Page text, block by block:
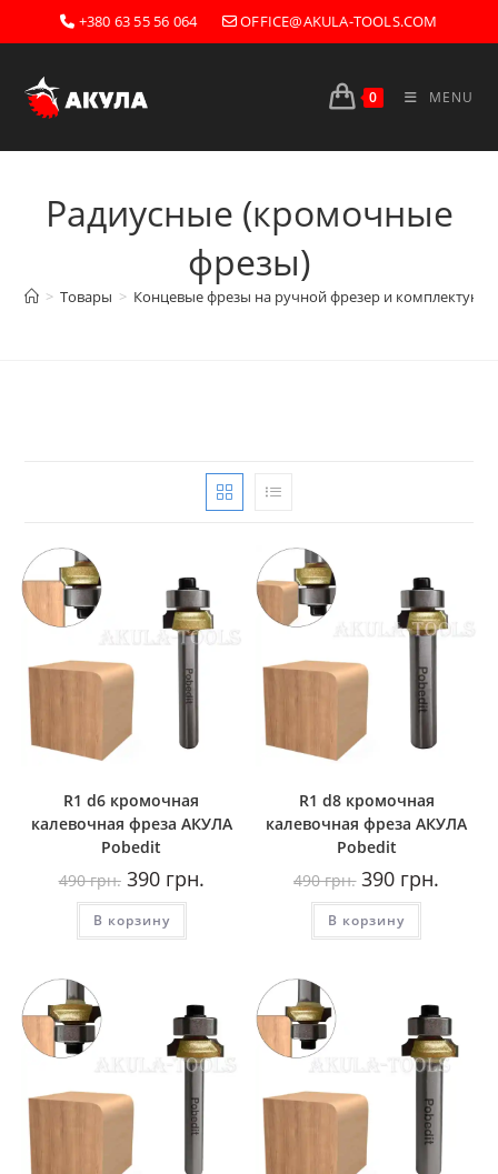
to
+380 63 55 56 064 OFFICE@AKULA-TOOLS.COM
0 MENU
Радиусные (кромочные
фрезы)
> Товары > Концевые фрезы на ручной фрезер и
R1 d6 кромочная
калевочная фреза AКУЛА
Pobedit
490грн. Первоначальная
цена
составляла
490
грн..
390грн.цена:
В корзину
R1 d8 кромочная
калевочная фреза AКУЛА
Pobedit
490грн. Первоначальная
цена
составляла
490
грн..
390 грн.
В корзину